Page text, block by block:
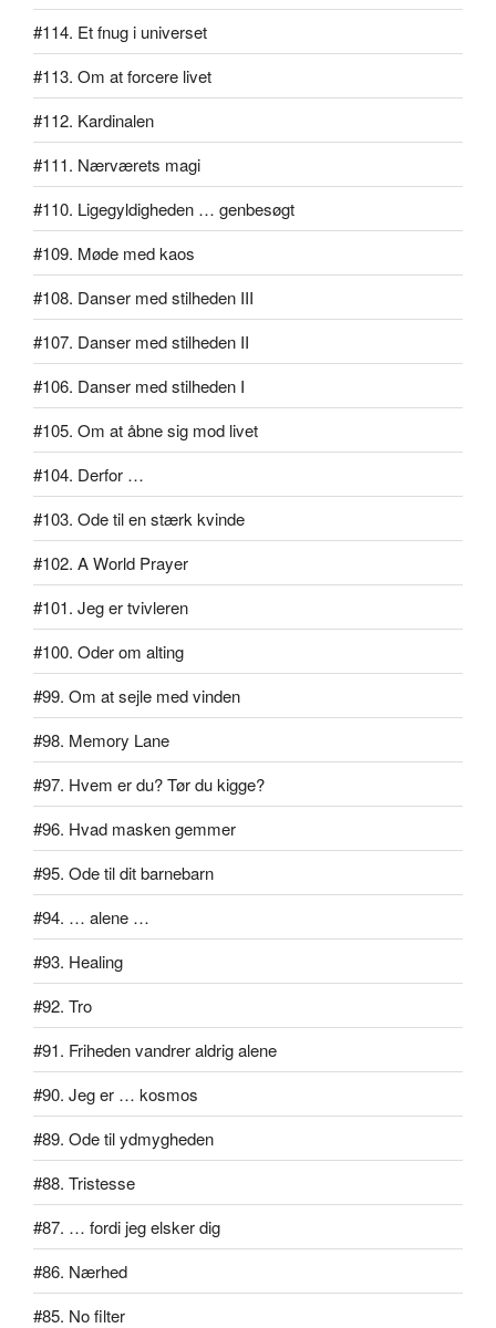
#114. Et fnug i universet
#113. Om at forcere livet
#112. Kardinalen
#111. Nærværets magi
#110. Ligegyldigheden … genbesøgt
#109. Møde med kaos
#108. Danser med stilheden III
#107. Danser med stilheden II
#106. Danser med stilheden I
#105. Om at åbne sig mod livet
#104. Derfor …
#103. Ode til en stærk kvinde
#102. A World Prayer
#101. Jeg er tvivleren
#100. Oder om alting
#99. Om at sejle med vinden
#98. Memory Lane
#97. Hvem er du? Tør du kigge?
#96. Hvad masken gemmer
#95. Ode til dit barnebarn
#94. … alene …
#93. Healing
#92. Tro
#91. Friheden vandrer aldrig alene
#90. Jeg er … kosmos
#89. Ode til ydmygheden
#88. Tristesse
#87. … fordi jeg elsker dig
#86. Nærhed
#85. No filter